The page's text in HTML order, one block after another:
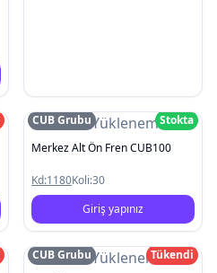
Resim Yüklenemedi
CUB Grubu
Stokta
Merkez Alt Ön Fren CUB100
Kd:1180Koli:30
Giriş yapınız
Resim Yüklenemedi
CUB Grubu
Tükendi